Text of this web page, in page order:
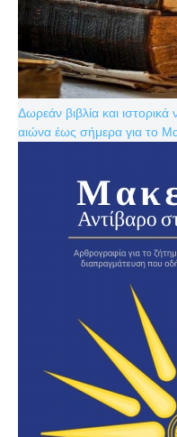
Δωρεάν βιβλία και
αιώνα έως σήμερα για το